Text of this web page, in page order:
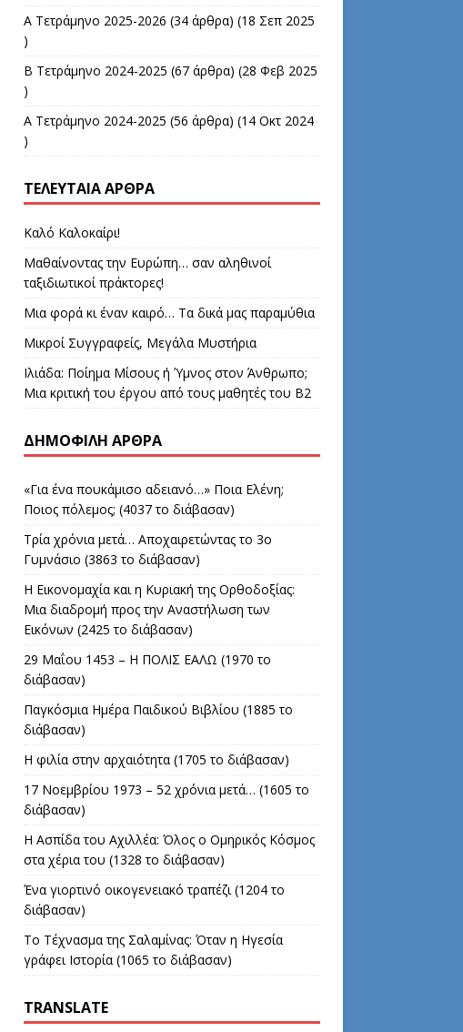
Α Τετράμηνο 2025-2026 (34 άρθρα) (18 Σεπ 2025
)
Β Τετράμηνο 2024-2025 (67 άρθρα) (28 Φεβ 2025
)
Α Τετράμηνο 2024-2025 (56 άρθρα) (14 Οκτ 2024
)
ΤΕΛΕΥΤΑΊΑ ΆΡΘΡΑ
Καλό Καλοκαίρι!
Μαθαίνοντας την Ευρώπη… σαν αληθινοί
ταξιδιωτικοί πράκτορες!
Μια φορά κι έναν καιρό… Τα δικά μας παραμύθια
Μικροί Συγγραφείς, Μεγάλα Μυστήρια
Ιλιάδα: Ποίημα Μίσους ή Ύμνος στον Άνθρωπο;
Μια κριτική του έργου από τους μαθητές του Β2
ΔΗΜΟΦΙΛΉ ΆΡΘΡΑ
«Για ένα πουκάμισο αδειανό…» Ποια Ελένη;
Ποιος πόλεμος; (4037 το διάβασαν)
Τρία χρόνια μετά… Αποχαιρετώντας το 3ο
Γυμνάσιο (3863 το διάβασαν)
Η Εικονομαχία και η Κυριακή της Ορθοδοξίας:
Μια διαδρομή προς την Αναστήλωση των
Εικόνων (2425 το διάβασαν)
29 Μαΐου 1453 – Η ΠΟΛΙΣ ΕΑΛΩ (1970 το
διάβασαν)
Παγκόσμια Ημέρα Παιδικού Βιβλίου (1885 το
διάβασαν)
Η φιλία στην αρχαιότητα (1705 το διάβασαν)
17 Νοεμβρίου 1973 – 52 χρόνια μετά… (1605 το
διάβασαν)
Η Ασπίδα του Αχιλλέα: Όλος ο Ομηρικός Κόσμος
στα χέρια του (1328 το διάβασαν)
Ένα γιορτινό οικογενειακό τραπέζι (1204 το
διάβασαν)
Το Τέχνασμα της Σαλαμίνας: Όταν η Ηγεσία
γράφει Ιστορία (1065 το διάβασαν)
TRANSLATE